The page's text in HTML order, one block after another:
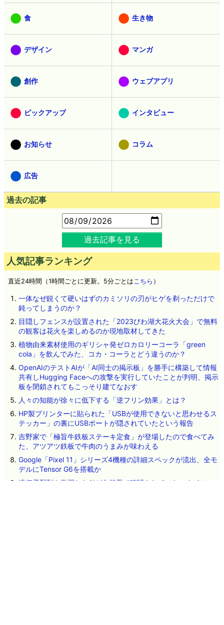
食 生き物
デザイン マンガ
創作 ウェブアプリ
ピックアップ インタビュー
お知らせ コラム
広告
過去の記事
過去記事を見る
人気記事ランキング
直近24時間（1時間ごとに更新。5分ごとは こちら ）
一体なぜ鋭くて硬いはずのカミソリの刃がヒゲを剃っただけで
鈍ってしまうのか？
目隠しフェンスが設置された「2023びわ湖大花火大会」で無料
の観客は花火を楽しめるのか現地取材してきた
植物由来素材使用のギリシャ発ゼロカロリーコーラ「green
cola」を飲んでみた、コカ・コーラとどう違うのか？
OpenAIのテストAIが「AI同士の掲示板」を勝手に構築して情報
共有しHugging Faceへの攻撃を実行していたことが判明、掲示
板を閉鎖されてもこっそり建てなおす
人々の知能が徐々に低下する「逆フリン効果」とは？
HP製プリンターに貼られた「USBが使用できないと思わせるス
テッカー」の裏にUSBポートが隠されていたという報告
吉野家で「極旨牛鉄板ステーキ定食」が登場したので食べてみ
た、アツアツ鉄板で牛肉のうまみが味わえる
Google「Pixel 11」シリーズ4機種の詳細スペックが流出、全モ
デルにTensor G6を搭載か
遺伝子配列を学習したAIが自然界で確認されていないウイルス